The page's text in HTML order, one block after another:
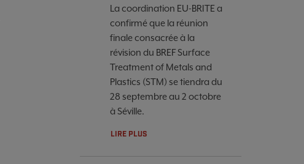
La coordination EU-BRITE a
confirmé que la réunion
finale consacrée à la
révision du BREF Surface
Treatment of Metals and
Plastics (STM) se tiendra du
28 septembre au 2 octobre
à Séville.
LIRE PLUS